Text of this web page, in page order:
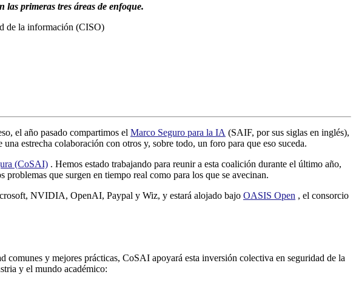
primeras tres áreas de enfoque.
de la información (CISO)
el año pasado compartimos el Marco Seguro para la IA (SAIF, por sus siglas en inglés),
estrecha colaboración con otros y, sobre todo, un foro para que eso suceda.
(CoSAI) . Hemos estado trabajando para reunir a esta coalición durante el último año,
que surgen en tiempo real como para los que se avecinan.
NVIDIA, OpenAI, Paypal y Wiz, y estará alojado bajo OASIS Open , el consorcio
comunes y mejores prácticas, CoSAI apoyará esta inversión colectiva en seguridad de la
y el mundo académico: